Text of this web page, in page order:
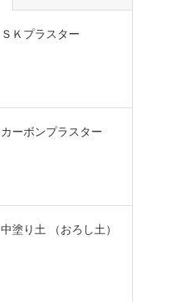
ＳＫプラスター
カーボンプラスター
中塗り土 （おろし土）